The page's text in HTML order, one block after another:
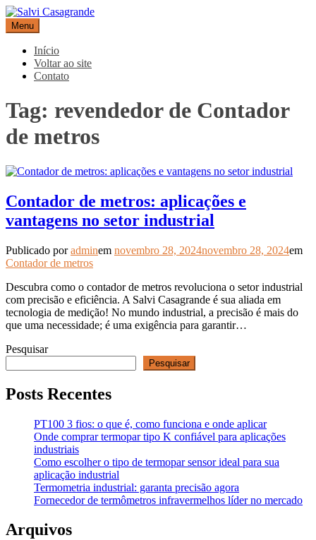
Pular
para
o
conteúdo
Salvi Casagrande
Especialistas em equipamentos de medição e automação
Menu
Início
Voltar ao site
Contato
Tag: revendedor de Contador
de metros
Contador de metros: aplicações e
vantagens no setor industrial
Publicado poradminem novembro 28, 2024novembro 28, 2024em
Contador de metros
Descubra como o contador de metros revoluciona o setor industrial
com precisão e eficiência. A Salvi Casagrande é sua aliada em
tecnologia de medição! No mundo industrial, a precisão é mais do
que uma necessidade; é uma exigência para garantir…
Pesquisar
Pesquisar
Posts Recentes
PT100 3 fios: o que é, como funciona e onde aplicar
Onde comprar termopar tipo K confiável para aplicações
industriais
Como escolher o tipo de termopar sensor ideal para sua
aplicação industrial
Termometria industrial: garanta precisão agora
Fornecedor de termômetros infravermelhos líder no mercado
Arquivos